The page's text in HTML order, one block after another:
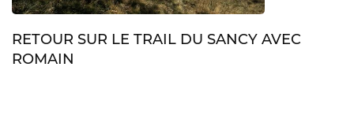
RETOUR SUR LE TRAIL DU SANCY AVEC
ROMAIN